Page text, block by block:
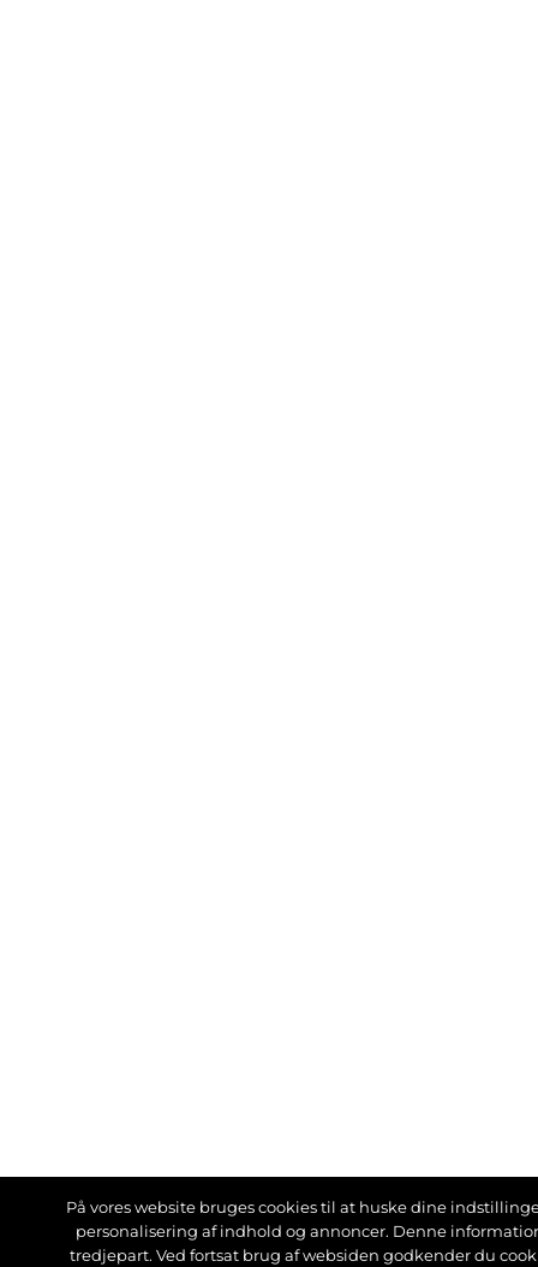
På vores website bruges cookies til at huske dine
personalisering af indhold og annoncer. Denne
tredjepart. Ved fortsat brug af websiden godkender du